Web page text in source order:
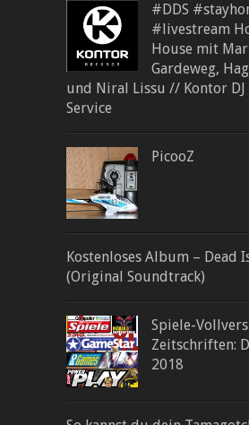
#DDS
#livestream
House mit
Gardeweg,
und Niral Lissu // Kontor
Service
PicooZ
Kostenloses Album – Dead
(Original Soundtrack)
Spiele-
Zeitschriften:
2018